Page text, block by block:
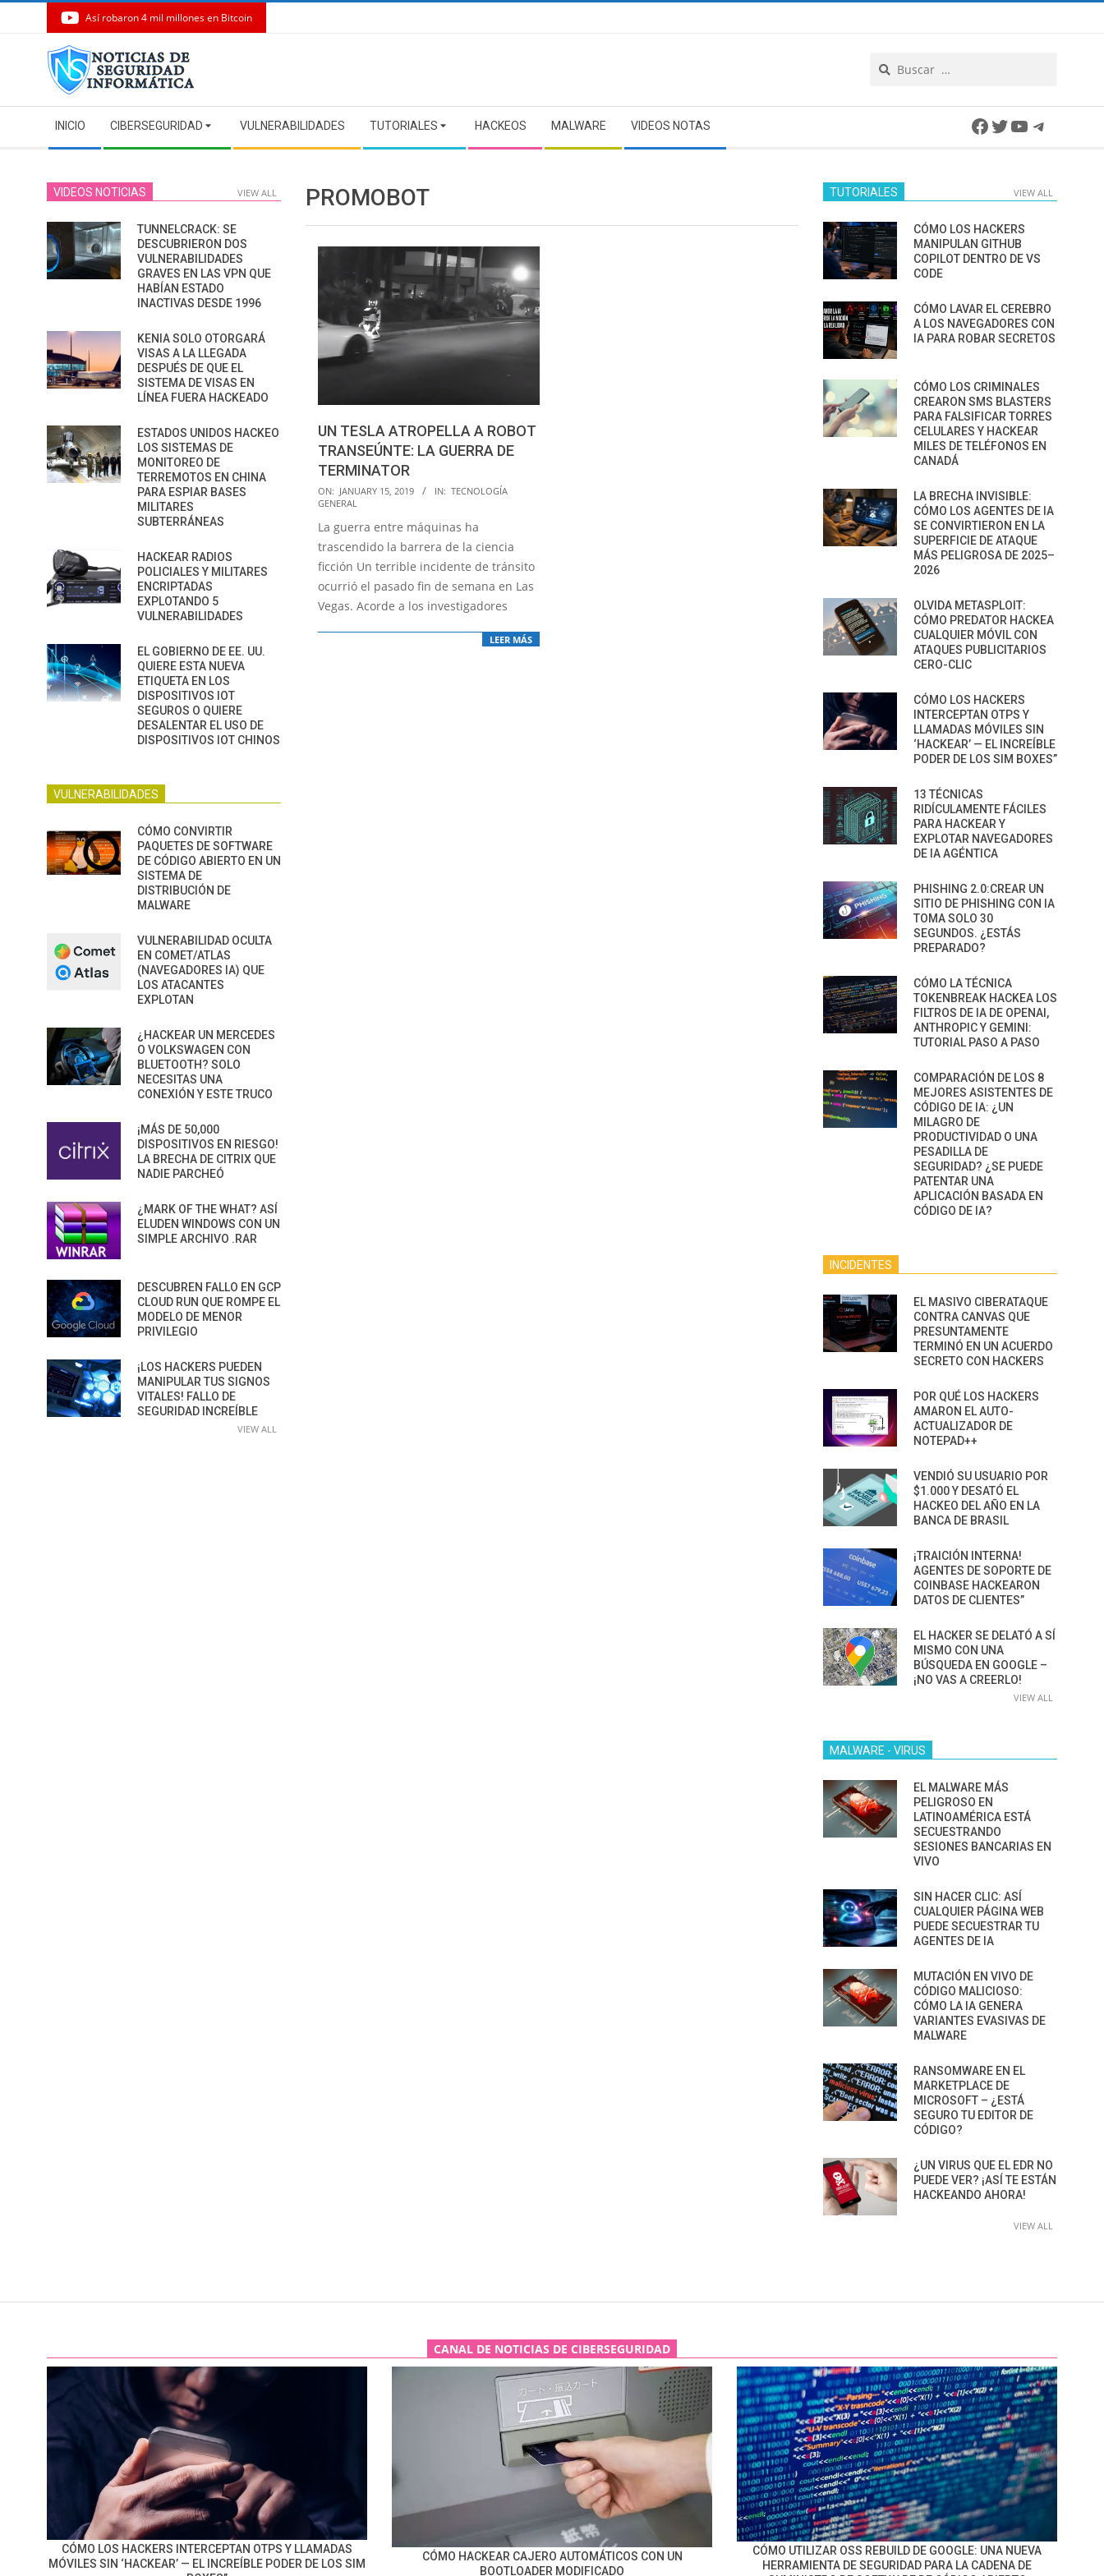
Así robaron 4 mil millones en Bitcoin
Navigation
Menu
INICIO CIBERSEGURIDAD VULNERABILIDADES TUTORIALES HACKEOS MALWARE VIDEOS NOTAS Facebook
Twitter
YouTube
PROMOBOT
UN TESLA ATROPELLA A ROBOT
TRANSEÚNTE: LA GUERRA DE
TERMINATOR
2019-
01-
15
ON: JANUARY 15, 2019 IN: TECNOLOGÍA
GENERAL
La guerra entre máquinas ha
trascendido la barrera de la ciencia
ficción Un terrible incidente de tránsito
ocurrió el pasado fin de semana en Las
Vegas. Acorde a los investigadores
LEER MÁS
VIDEOS NOTICIAS VIEW ALL
TUNNELCRACK: SE
DESCUBRIERON DOS
VULNERABILIDADES
GRAVES EN LAS VPN QUE
HABÍAN ESTADO
INACTIVAS DESDE 1996
KENIA SOLO OTORGARÁ
VISAS A LA LLEGADA
DESPUÉS DE QUE EL
SISTEMA DE VISAS EN
LÍNEA FUERA HACKEADO
ESTADOS UNIDOS HACKEO
LOS SISTEMAS DE
MONITOREO DE
TERREMOTOS EN CHINA
PARA ESPIAR BASES
MILITARES
SUBTERRÁNEAS
HACKEAR RADIOS
POLICIALES Y MILITARES
ENCRIPTADAS
EXPLOTANDO 5
VULNERABILIDADES
EL GOBIERNO DE EE. UU.
QUIERE ESTA NUEVA
ETIQUETA EN LOS
DISPOSITIVOS IOT
SEGUROS O QUIERE
DESALENTAR EL USO DE
DISPOSITIVOS IOT CHINOS
VULNERABILIDADES
CÓMO CONVIRTIR
PAQUETES DE SOFTWARE
DE CÓDIGO ABIERTO EN UN
SISTEMA DE
DISTRIBUCIÓN DE
MALWARE
VULNERABILIDAD OCULTA
EN COMET/ATLAS
(NAVEGADORES IA) QUE
LOS ATACANTES
EXPLOTAN
¿HACKEAR UN MERCEDES
O VOLKSWAGEN CON
BLUETOOTH? SOLO
NECESITAS UNA
CONEXIÓN Y ESTE TRUCO
¡MÁS DE 50,000
DISPOSITIVOS EN RIESGO!
LA BRECHA DE CITRIX QUE
NADIE PARCHEÓ
¿MARK OF THE WHAT? ASÍ
ELUDEN WINDOWS CON UN
SIMPLE ARCHIVO .RAR
DESCUBREN FALLO EN GCP
CLOUD RUN QUE ROMPE EL
MODELO DE MENOR
PRIVILEGIO
¡LOS HACKERS PUEDEN
MANIPULAR TUS SIGNOS
VITALES! FALLO DE
SEGURIDAD INCREÍBLE
VIEW ALL
TUTORIALES VIEW ALL
CÓMO LOS HACKERS
MANIPULAN GITHUB
COPILOT DENTRO DE VS
CODE
CÓMO LAVAR EL CEREBRO
A LOS NAVEGADORES CON
IA PARA ROBAR SECRETOS
CÓMO LOS CRIMINALES
CREARON SMS BLASTERS
PARA FALSIFICAR TORRES
CELULARES Y HACKEAR
MILES DE TELÉFONOS EN
CANADÁ
LA BRECHA INVISIBLE:
CÓMO LOS AGENTES DE IA
SE CONVIRTIERON EN LA
SUPERFICIE DE ATAQUE
MÁS PELIGROSA DE 2025–
2026
OLVIDA METASPLOIT:
CÓMO PREDATOR HACKEA
CUALQUIER MÓVIL CON
ATAQUES PUBLICITARIOS
CERO-CLIC
CÓMO LOS HACKERS
INTERCEPTAN OTPS Y
LLAMADAS MÓVILES SIN
‘HACKEAR’ — EL INCREÍBLE
PODER DE LOS SIM BOXES”
13 TÉCNICAS
RIDÍCULAMENTE FÁCILES
PARA HACKEAR Y
EXPLOTAR NAVEGADORES
DE IA AGÉNTICA
PHISHING 2.0:CREAR UN
SITIO DE PHISHING CON IA
TOMA SOLO 30
SEGUNDOS. ¿ESTÁS
PREPARADO?
CÓMO LA TÉCNICA
TOKENBREAK HACKEA LOS
FILTROS DE IA DE OPENAI,
ANTHROPIC Y GEMINI:
TUTORIAL PASO A PASO
COMPARACIÓN DE LOS 8
MEJORES ASISTENTES DE
CÓDIGO DE IA: ¿UN
MILAGRO DE
PRODUCTIVIDAD O UNA
PESADILLA DE
SEGURIDAD? ¿SE PUEDE
PATENTAR UNA
APLICACIÓN BASADA EN
CÓDIGO DE IA?
INCIDENTES
EL MASIVO CIBERATAQUE
CONTRA CANVAS QUE
PRESUNTAMENTE
TERMINÓ EN UN ACUERDO
SECRETO CON HACKERS
POR QUÉ LOS HACKERS
AMARON EL AUTO-
ACTUALIZADOR DE
NOTEPAD++
VENDIÓ SU USUARIO POR
$1.000 Y DESATÓ EL
HACKEO DEL AÑO EN LA
BANCA DE BRASIL
¡TRAICIÓN INTERNA!
AGENTES DE SOPORTE DE
COINBASE HACKEARON
DATOS DE CLIENTES”
EL HACKER SE DELATÓ A SÍ
MISMO CON UNA
BÚSQUEDA EN GOOGLE –
¡NO VAS A CREERLO!
VIEW ALL
MALWARE - VIRUS
EL MALWARE MÁS
PELIGROSO EN
LATINOAMÉRICA ESTÁ
SECUESTRANDO
SESIONES BANCARIAS EN
VIVO
SIN HACER CLIC: ASÍ
CUALQUIER PÁGINA WEB
PUEDE SECUESTRAR TU
AGENTES DE IA
MUTACIÓN EN VIVO DE
CÓDIGO MALICIOSO:
CÓMO LA IA GENERA
VARIANTES EVASIVAS DE
MALWARE
RANSOMWARE EN EL
MARKETPLACE DE
MICROSOFT – ¿ESTÁ
SEGURO TU EDITOR DE
CÓDIGO?
¿UN VIRUS QUE EL EDR NO
PUEDE VER? ¡ASÍ TE ESTÁN
HACKEANDO AHORA!
VIEW ALL
CANAL DE NOTICIAS DE CIBERSEGURIDAD
CÓMO LOS HACKERS INTERCEPTAN OTPS Y LLAMADAS
MÓVILES SIN ‘HACKEAR’ — EL INCREÍBLE PODER DE LOS SIM
CÓMO HACKEAR CAJERO AUTOMÁTICOS CON UN
BOOTLOADER MODIFICADO
CÓMO UTILIZAR OSS REBUILD DE GOOGLE: UNA NUEVA
HERRAMIENTA DE SEGURIDAD PARA LA CADENA DE